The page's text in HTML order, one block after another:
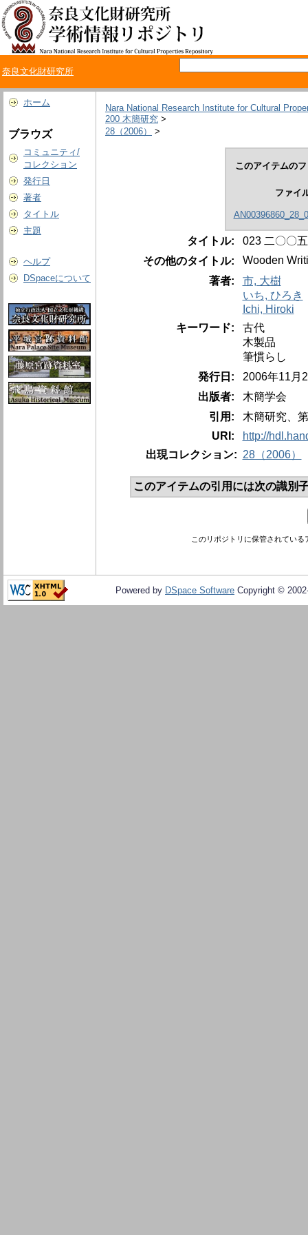
奈良文化財研究所
ホーム
ブラウズ
コミュニティ/
コレクション
発行日
著者
タイトル
主題
ヘルプ
DSpaceについて
Nara National Research Institute for Cultural
200 木簡研究 >
28（2006）
>
このアイテムの
ファイ
タイトル:
023 二〇〇
その他のタイトル:
Wooden
著者:
市, 大樹
いち, ひろき
Ichi, Hiroki
キーワード:
古代
木製品
筆慣らし
発行日:
2006年11月
出版者:
木簡学会
引用:
木簡研究、
URI:
http://
出現コレクション: 28（2006）
このアイテムの引用には次の識別
このリポジトリに保管されてい
Powered by DSpace Software Copyright ©